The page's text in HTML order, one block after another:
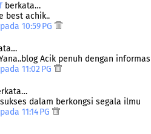
berkata…
best achik..
10:59 PG
Acik penuh dengan
11:02 PG
dalam berkongsi segala ilmu
11:14 PG